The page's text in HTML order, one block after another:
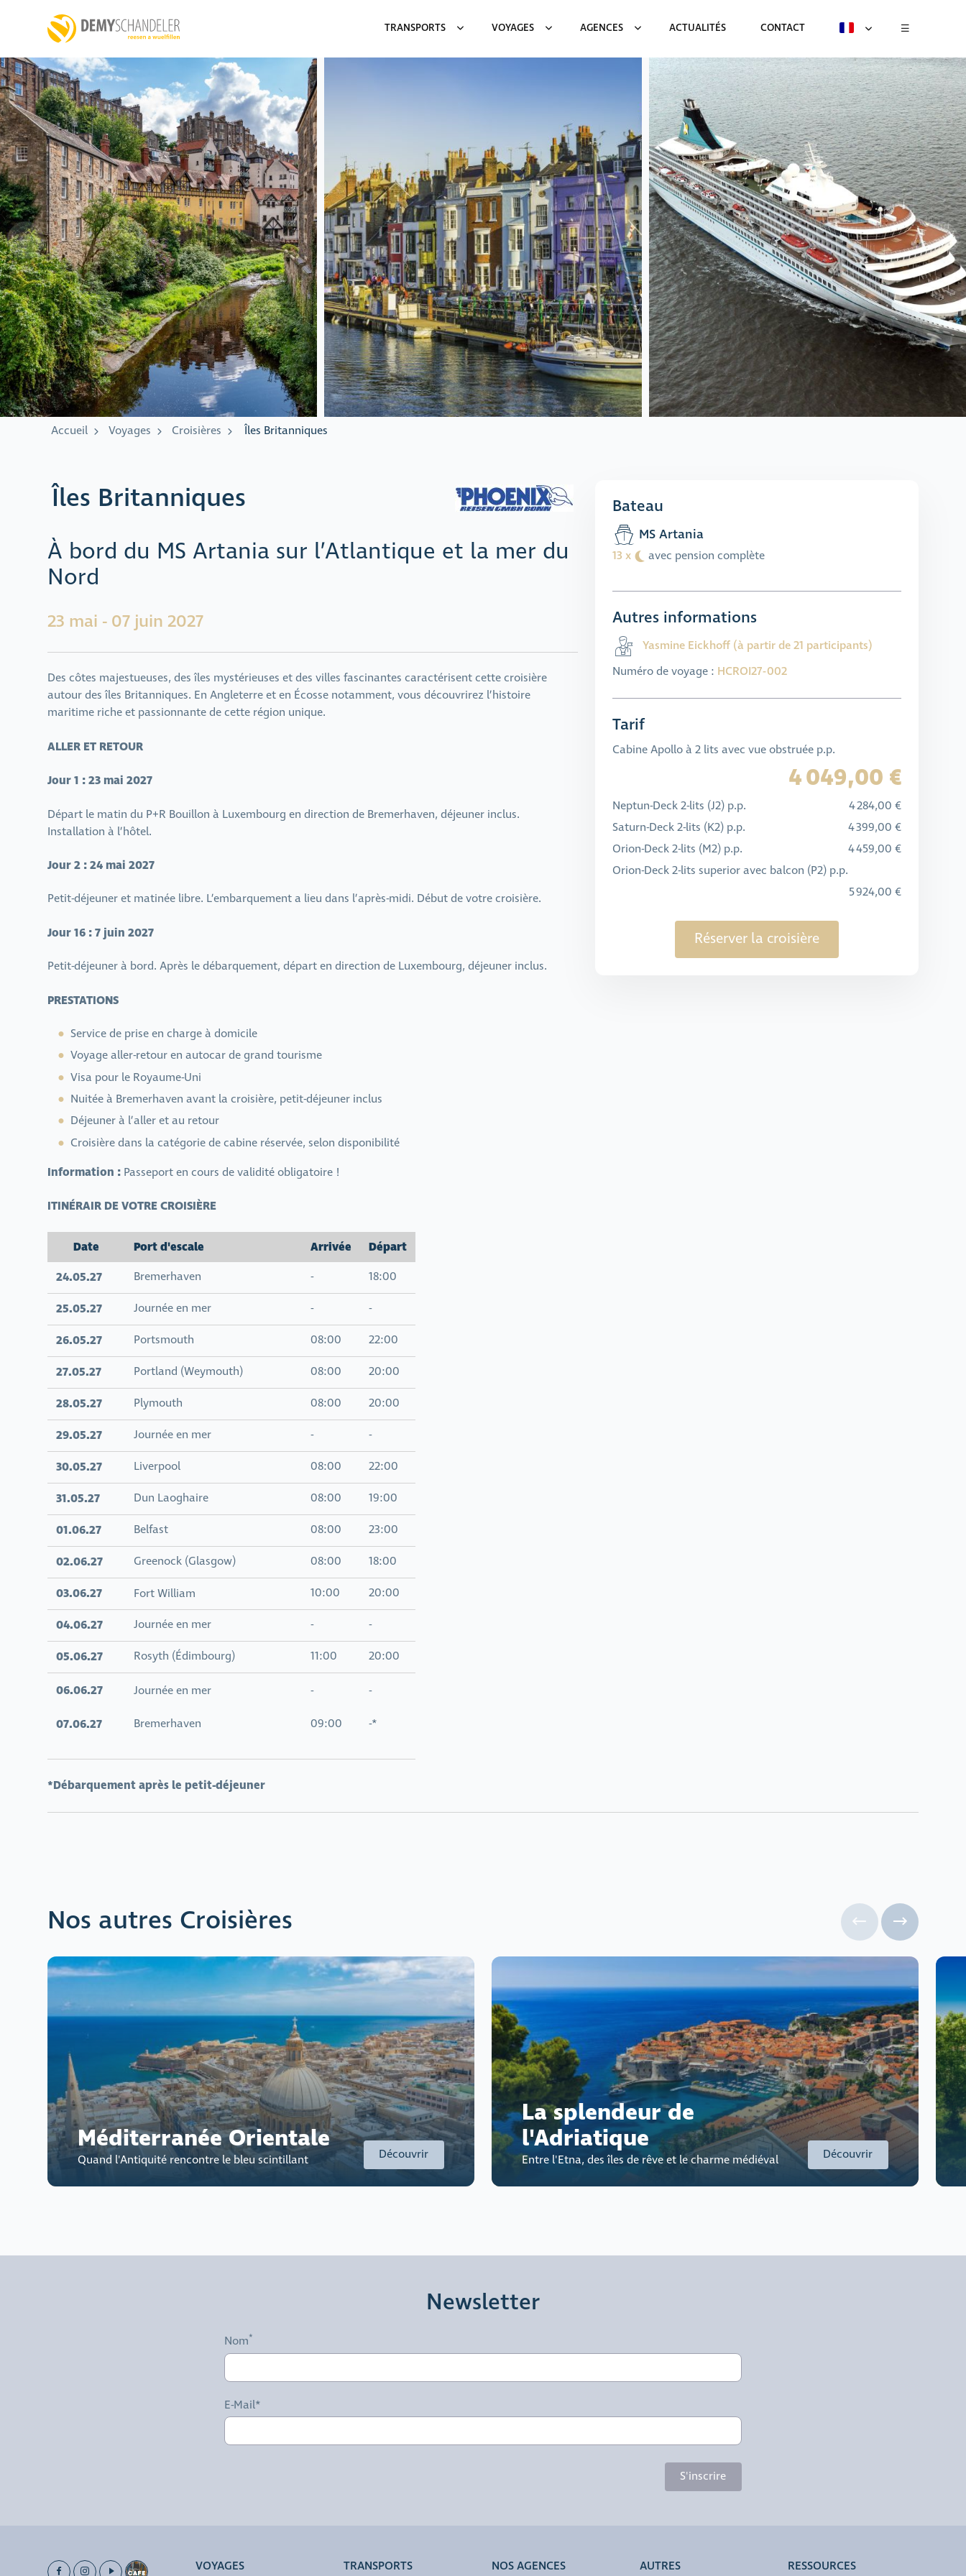
TRANSPORTS VOYAGES AGENCES ACTUALITÉS CONTACT
Accueil Voyages Croisières Îles Britanniques
Bateau
MS Artania
13 x avec pension complète
Autres informations
Yasmine Eickhoff (à partir de 21 participants)
Numéro de voyage : HCROI27-002
Tarif
Cabine Apollo à 2 lits avec vue obstruée p.p.
4 049,00 €
Neptun-Deck 2-lits (J2) p.p.
4 284,00 €
Saturn-Deck 2-lits (K2) p.p.
4 399,00 €
Orion-Deck 2-lits (M2) p.p.
4 459,00 €
Orion-Deck 2-lits superior avec balcon (P2) p.p.
5 924,00 €
Réserver la croisière
Îles Britanniques
À bord du MS Artania sur l’Atlantique et la mer du
Nord
23 mai - 07 juin 2027
Des côtes majestueuses, des îles mystérieuses et des villes fascinantes caractérisent cette croisière
autour des îles Britanniques. En Angleterre et en Écosse notamment, vous découvrirez l’histoire
maritime riche et passionnante de cette région unique.
ALLER ET RETOUR
Jour 1 : 23 mai 2027
Départ le matin du P+R Bouillon à Luxembourg en direction de Bremerhaven, déjeuner inclus.
Installation à l’hôtel.
Jour 2 : 24 mai 2027
Petit-déjeuner et matinée libre. L’embarquement a lieu dans l’après-midi. Début de votre croisière.
Jour 16 : 7 juin 2027
Petit-déjeuner à bord. Après le débarquement, départ en direction de Luxembourg, déjeuner inclus.
PRESTATIONS
Service de prise en charge à domicile
Voyage aller-retour en autocar de grand tourisme
Visa pour le Royaume-Uni
Nuitée à Bremerhaven avant la croisière, petit-déjeuner inclus
Déjeuner à l’aller et au retour
Croisière dans la catégorie de cabine réservée, selon disponibilité
Information : Passeport en cours de validité obligatoire !
ITINÉRAIR DE VOTRE CROISIÈRE
Date Port d'escale Arrivée
Départ
24.05.27
Bremerhaven - 18:00
25.05.27 Journée en mer - -
26.05.27 Portsmouth 08:00 22:00
27.05.27 Portland (Weymouth) 08:00 20:00
28.05.27 Plymouth 08:00 20:00
29.05.27 Journée en mer - -
30.05.27 Liverpool 08:00 22:00
31.05.27 Dun Laoghaire 08:00 19:00
01.06.27 Belfast 08:00 23:00
02.06.27 Greenock (Glasgow) 08:00 18:00
03.06.27 Fort William 10:00 20:00
04.06.27 Journée en mer - -
05.06.27 Rosyth (Édimbourg) 11:00 20:00
06.06.27
07.06.27
Journée en mer
Bremerhaven
-
09:00
-
-*
*Débarquement après le petit-déjeuner
Nos autres Croisières
Méditerranée Orientale
Quand l'Antiquité rencontre le bleu scintillant Découvrir
La splendeur de
l'Adriatique
Entre l'Etna, des îles de rêve et le charme médiéval Découvrir
Newsletter
Nom
E-Mail*
S'inscrire
VOYAGES TRANSPORTS NOS AGENCES AUTRES RESSOURCES